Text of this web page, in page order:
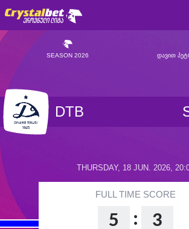
SEASON 2026 ᲓᲐᲕᲘᲗ
DTB
THURSDAY, 18 JUN. 2026,
FULL TIME SCORE
5 : 3